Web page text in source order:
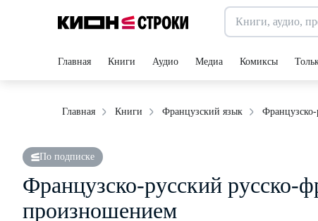
Главная Книги Аудио Медиа Комиксы
Главная Книги Французский язык
По подписке
Французско-русский русско-
произношением